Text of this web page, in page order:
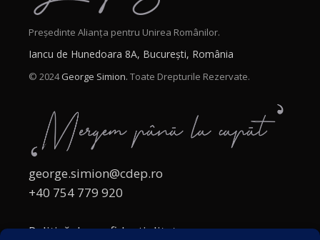
Președinte Alianța pentru Unirea Românilor.
Iancu de Hunedoara 8A, București, România
© 2024George Simion. Toate Drepturile Rezervate.
george.simion@cdep.ro
+40 754 779 920
Politică de confidențialitate